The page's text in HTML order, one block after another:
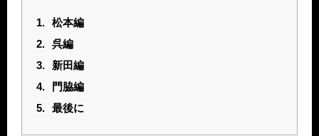
1. 松本編
2. 呉編
3.
新田編
4.
門脇編
5. 最後に